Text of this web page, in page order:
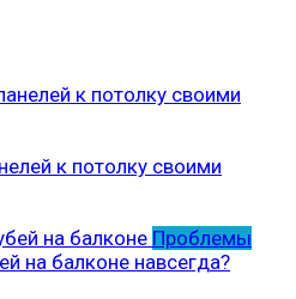
к потолку своими
Проблемы
на балконе навсегда?